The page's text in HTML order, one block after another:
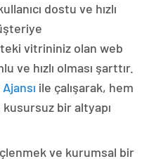
dostu ve hızlı
vitrininiz olan web
ve hızlı olması şarttır.
ile çalışarak, hem
bir altyapı
ve kurumsal bir